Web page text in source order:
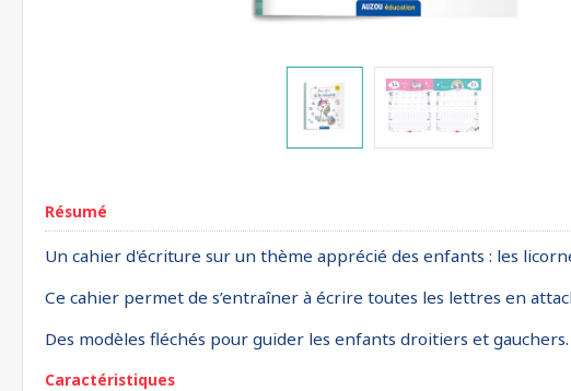
Résumé
Un cahier d'écriture sur un thème apprécié des enfants : les
Ce cahier permet de s’entraîner à écrire toutes les lettres en
Des modèles fléchés pour guider les enfants droitiers et gauchers.
Caractéristiques